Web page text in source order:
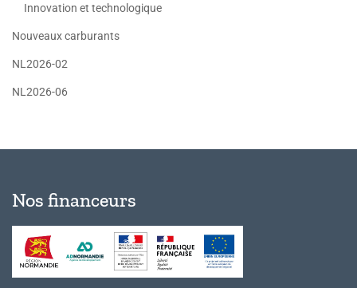
Innovation et technologique
Nouveaux carburants
NL2026-02
NL2026-06
Nos financeurs